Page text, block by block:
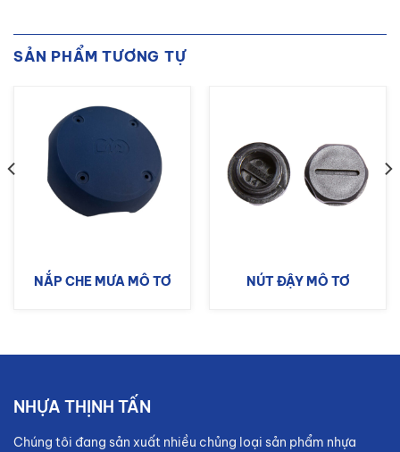
SẢN PHẨM TƯƠNG TỰ
NẮP CHE MƯA MÔ TƠ NÚT ĐẬY MÔ TƠ
NHỰA THỊNH TẤN
Chúng tôi đang sản xuất nhiều chủng loại sản phẩm nhựa